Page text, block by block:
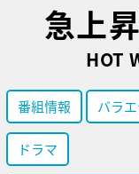
急上
HOT
番組情報 バラエ
ドラマ